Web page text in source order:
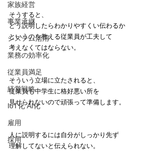
家族経営
事業承継
システム活用
業務の効率化
従業員満足
経営戦略
IoT化 AI化
雇用
採用
そうすると、
どう説明したらわかりやすくい伝わるか
というのを教える従業員が工夫して
考えなくてはならない。
そういう立場に立たされると、
従業員も中学生に格好悪い所を
見せられないので頑張って準備します。
人に説明するには自分がしっかり先ず
理解してないと伝えられない。